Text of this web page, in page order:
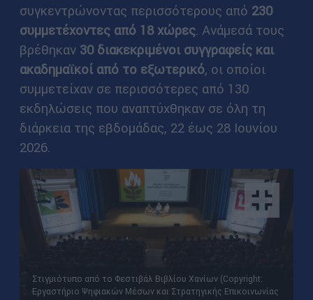
συγκεντρώνοντας περισσότερους από 230
συμμετέχοντες από 18 χώρες. Ανάμεσά τους
βρέθηκαν 30 διακεκριμένοι συγγραφείς και
ακαδημαϊκοί από το εξωτερικό, οι οποίοι
συμμετείχαν σε περισσότερες από 130
εκδηλώσεις που αναπτύχθηκαν σε όλη τη
διάρκεια της εβδομάδας, 22 έως 28 Ιουνίου
2026.
Στιγμιότυπο από το Φεστιβάλ Βιβλίου Χανίων (Copyright:
Εργαστήριο Ψηφιακών Μέσων και Στρατηγικής Επικοινωνίας